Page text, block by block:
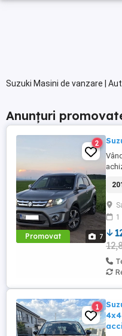
Suzuki Masini de vanzare |
Anunțuri
Promovat 7
2
1
1